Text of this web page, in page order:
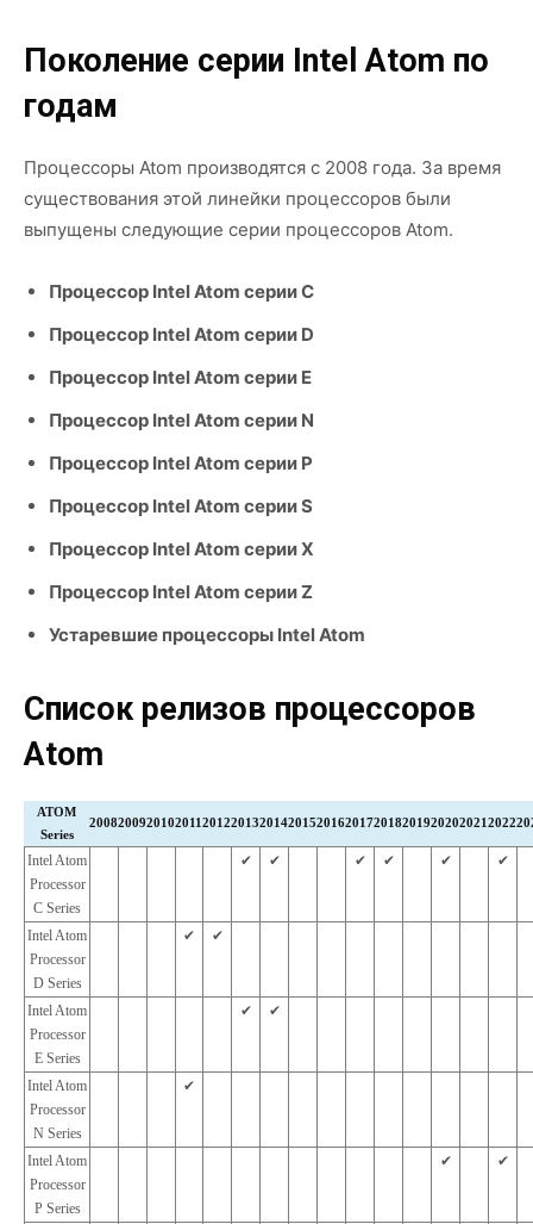
Поколение серии Intel Atom по
годам
Процессоры Atom производятся с 2008 года. За время
существования этой линейки процессоров были
выпущены следующие серии процессоров Atom.
Процессор Intel Atom серии C
Процессор Intel Atom серии D
Процессор Intel Atom серии E
Процессор Intel Atom серии N
Процессор Intel Atom серии P
Процессор Intel Atom серии S
Процессор Intel Atom серии X
Процессор Intel Atom серии Z
Устаревшие процессоры Intel Atom
Список релизов процессоров
Atom
ATOM
Series
200820092010201120122013201420152016201720182019202020212022
Intel Atom
Processor
C Series
✔︎ ✔︎ ✔︎ ✔︎ ✔︎ ✔︎
Intel Atom
Processor
D Series
✔︎ ✔︎
Intel Atom
Processor
E Series
✔︎ ✔︎
Intel Atom
Processor
N Series
✔︎
Intel Atom
Processor
P Series
✔︎ ✔︎